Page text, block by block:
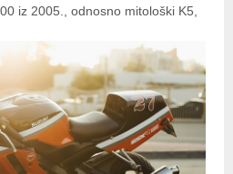
iz 2005., odnosno mitološki K5,